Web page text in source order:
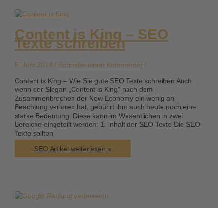
den
in
wenigen
auf
Seite
Content is King – SEO
Texte schreiben
5. Juni 2019 / Schreibe einen Kommentar /
Content is King – Wie Sie gute SEO Texte schreiben Auch
wenn der Slogan „Content is King“ nach dem
Zusammenbrechen der New Economy ein wenig an
Beachtung verloren hat, gebührt ihm auch heute noch eine
starke Bedeutung. Diese kann im Wesentlichen in zwei
Bereiche eingeteilt werden: 1. Inhalt der SEO Texte Die SEO
Texte sollten
Content
is
Texte
schreiben
SEO Artikel weiterlesen »